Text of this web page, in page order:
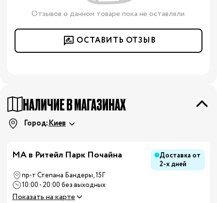
Отзывов о данном товаре пока не оставляли.
ОСТАВИТЬ ОТЗЫВ
НАЛИЧИЕ В МАГАЗИНАХ
Город:Киев
МА в Ритейл Парк Почайна
Доставка от
2-х дней
пр-т Степана Бандеры, 15Г
10:00 - 20:00 без выходных
Показать на карте